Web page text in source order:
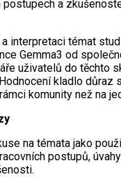
postupech a
interpretaci témat
Gemma3 od
uživatelů do těchto
kladlo důraz
komunity než na
na témata jako
postupů,